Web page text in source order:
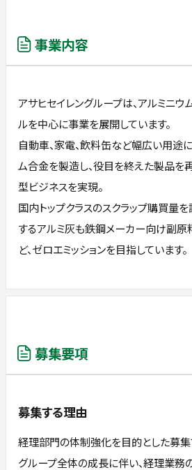
事業内容
アサヒセイレングループは、アルミニウ
ルを中心に事業を展開しています。
自動車、家電、飲料缶など幅広い用途
ム合金を製造し、役目を終えた製品を
型ビジネスを実現。
国内トップクラスのスクラップ購買量
するアルミ灰も鉄鋼メーカー向け副原
ど、ゼロエミッションを目指しています。
募集要項
募集する理由
経理部門の体制強化を目的とした募集
グループ全体の成長に伴い、経理業務